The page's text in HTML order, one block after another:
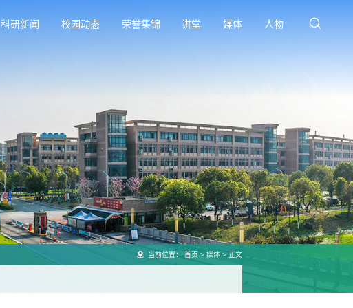
科研新闻 校园动态 荣誉集锦 讲堂 媒体 人物
当前位置：首页 >媒体 > 正文